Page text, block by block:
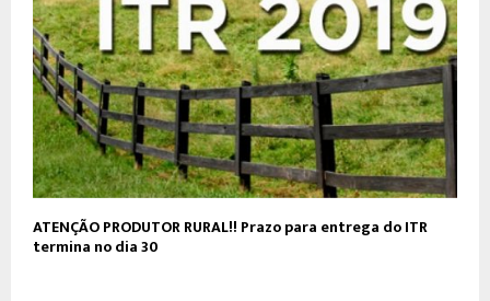
ATENÇÃO PRODUTOR RURAL!! Prazo para entrega do ITR
termina no dia 30